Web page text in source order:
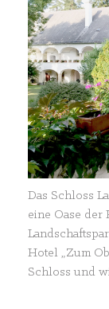
Das Schloss
eine Oase
Hotel „Zum
Schloss und